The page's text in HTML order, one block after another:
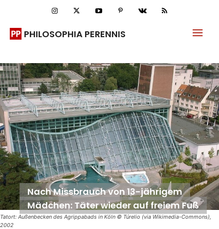
PHILOSOPHIA PERENNIS
Tatort: Außenbecken des Agrippabads in Köln © Túrelio (via Wikimedia-Commons),
2002
Nach Missbrauch von 13-jährigem
Mädchen: Täter wieder auf freiem Fuß